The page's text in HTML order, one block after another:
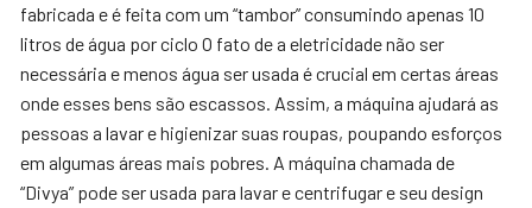
fabricada e é feita com um “tambor” consumindo apenas 10
litros de água por ciclo O fato de a eletricidade não ser
necessária e menos água ser usada é crucial em certas áreas
onde esses bens são escassos. Assim, a máquina ajudará as
pessoas a lavar e higienizar suas roupas, poupando esforços
em algumas áreas mais pobres. A máquina chamada de
“Divya” pode ser usada para lavar e centrifugar e seu design